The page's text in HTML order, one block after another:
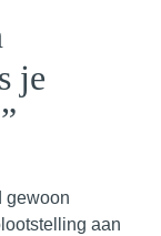
je
gewoon
aan